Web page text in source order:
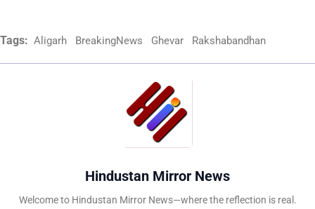
Tags: Aligarh BreakingNews Ghevar Rakshabandhan
Hindustan Mirror News
Welcome to Hindustan Mirror News—where the reflection is real.